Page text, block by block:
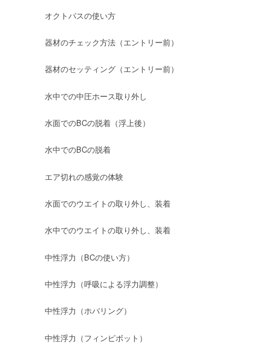
オクトパスの使い方
器材のチェック方法（エントリー前）
器材のセッティング（エントリー前）
水中での中圧ホース取り外し
水面でのBCの脱着（浮上後）
水中でのBCの脱着
エア切れの感覚の体験
水面でのウエイトの取り外し、装着
水中でのウエイトの取り外し、装着
中性浮力（BCの使い方）
中性浮力（呼吸による浮力調整）
中性浮力（ホバリング）
中性浮力（フィンピボット）